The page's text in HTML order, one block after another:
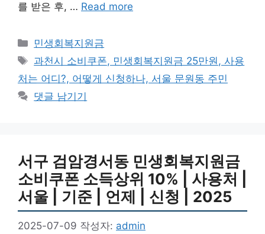
를 받은 후, … Read more
카
테
리
민생회복지원금
태
그
과천시 소비쿠폰, 민생회복지원금 25만원, 사용
처는 어디?, 어떻게 신청하나, 서울 문원동 주민
댓글 남기기
서구 검암경서동 민생회복지원금
소비쿠폰 소득상위 10% | 사용처 |
서울 | 기준 | 언제 | 신청 | 2025
2025-07-09 작성자: admin